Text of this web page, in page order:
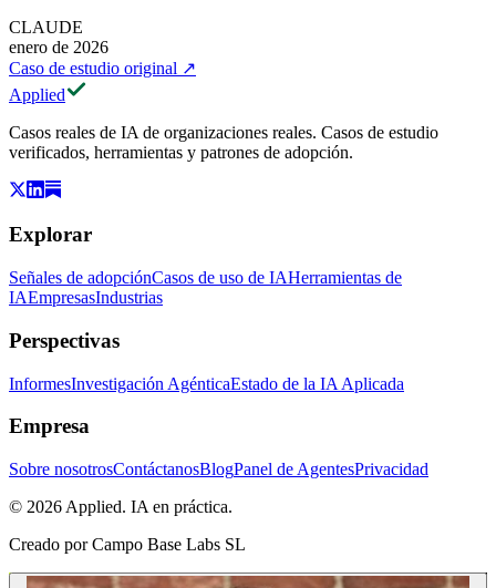
CLAUDE
enero de 2026
Caso de estudio original ↗
Applied
Casos reales de IA de organizaciones reales. Casos de estudio
verificados, herramientas y patrones de adopción.
Explorar
Señales de adopciónCasos de uso de IAHerramientas de
IAEmpresasIndustrias
Perspectivas
InformesInvestigación AgénticaEstado de la IA Aplicada
Empresa
Sobre nosotrosContáctanosBlogPanel de AgentesPrivacidad
© 2026 Applied. IA en práctica.
Creado por Campo Base Labs SL